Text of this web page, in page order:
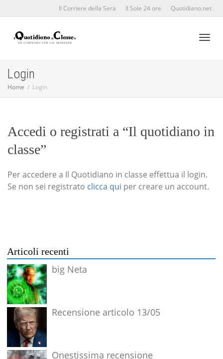
Il Corriere della Sera Il Sole 24 ore Quotidiano.net
Login
Home Login
Accedi o registrati a “Il quotidiano in
classe”
Per accedere a Il Quotidiano in classe effettua il login.
Se non sei registrato clicca qui per creare un account.
Articoli recenti
big Neta
Recensione articolo 13/05
Onestissima recensione